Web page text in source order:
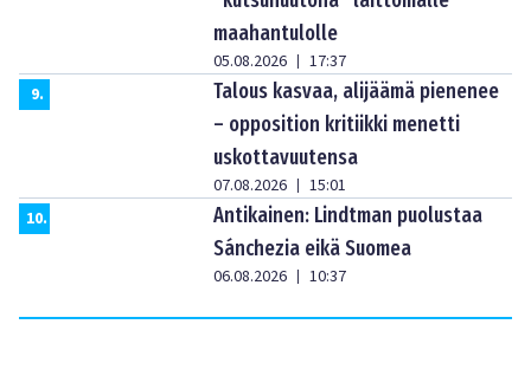
maahantulolle
05.08.2026 | 17:37
9.
Talous kasvaa, alijäämä pienenee
– opposition kritiikki menetti
uskottavuutensa
07.08.2026 | 15:01
10.
Antikainen: Lindtman puolustaa
Sánchezia eikä Suomea
06.08.2026 | 10:37